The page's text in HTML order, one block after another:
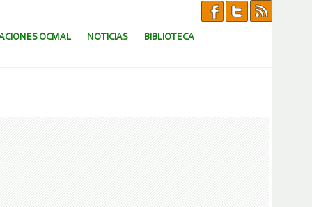
OCMAL NOTICIAS BIBLIOTECA